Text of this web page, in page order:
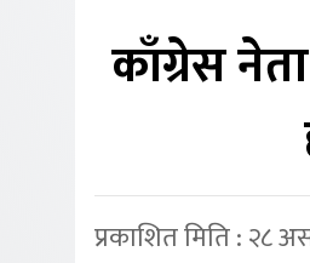
काँग्रेस
प्रकाशित मिति : २८